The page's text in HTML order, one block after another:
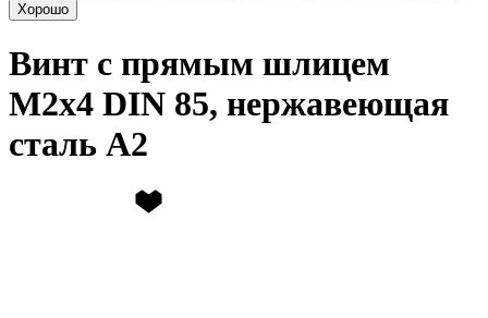
Хорошо
Винт с прямым шлицем
М2х4 DIN 85, нержавеющая
сталь А2